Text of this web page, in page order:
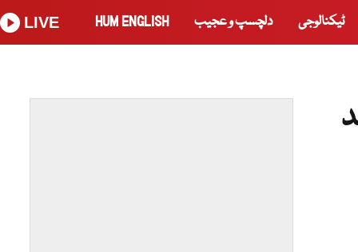
ٹیکنالوجی دلچسپ و عجیب HUM ENGLISH
LIVE